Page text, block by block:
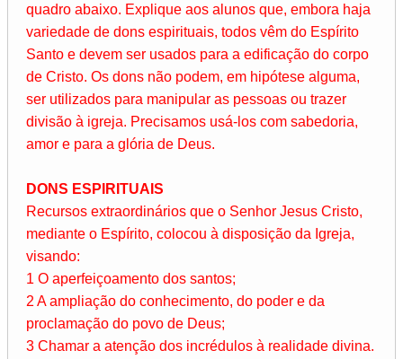
quadro abaixo. Explique aos alunos que, embora haja
variedade de dons espirituais, todos vêm do Espírito
Santo e devem ser usados para a edificação do corpo
de Cristo. Os dons não podem, em hipótese alguma,
ser utilizados para manipular as pessoas ou trazer
divisão à igreja. Precisamos usá-los com sabedoria,
amor e para a glória de Deus.
DONS ESPIRITUAIS
Recursos extraordinários que o Senhor Jesus Cristo,
mediante o Espírito, colocou à disposição da Igreja,
visando:
1 O aperfeiçoamento dos santos;
2 A ampliação do conhecimento, do poder e da
proclamação do povo de Deus;
3 Chamar a atenção dos incrédulos à realidade divina.